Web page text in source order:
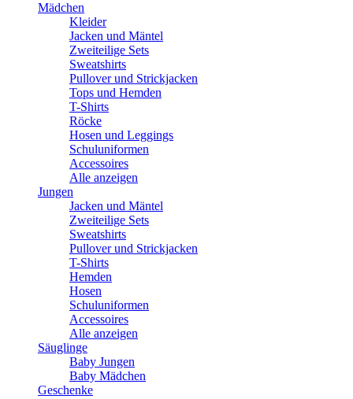
Mädchen
Kleider
Jacken und Mäntel
Zweiteilige Sets
Sweatshirts
Pullover und Strickjacken
Tops und Hemden
T-Shirts
Röcke
Hosen und Leggings
Schuluniformen
Accessoires
Alle anzeigen
Jungen
Jacken und Mäntel
Zweiteilige Sets
Sweatshirts
Pullover und Strickjacken
T-Shirts
Hemden
Hosen
Schuluniformen
Accessoires
Alle anzeigen
Säuglinge
Baby Jungen
Baby Mädchen
Geschenke